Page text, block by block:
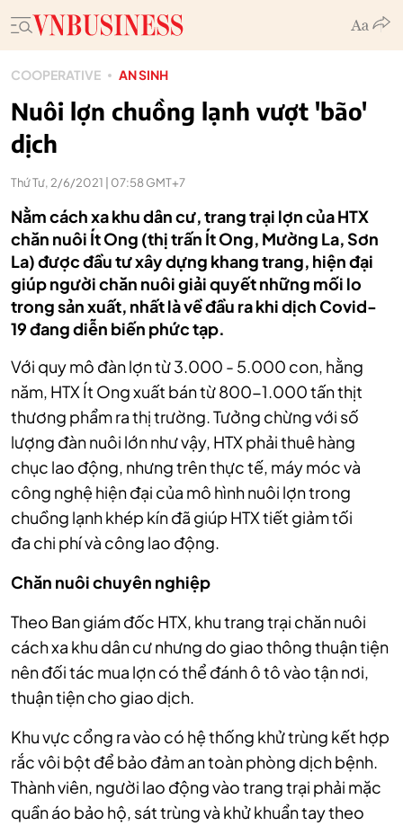
COOPERATIVE AN SINH
Nuôi lợn chuồng lạnh vượt 'bão'
dịch
Thứ Tư, 2/6/2021 | 07:58 GMT+7
Nằm cách xa khu dân cư, trang trại lợn của HTX
chăn nuôi Ít Ong (thị trấn Ít Ong, Mường La, Sơn
La) được đầu tư xây dựng khang trang, hiện đại
giúp người chăn nuôi giải quyết những mối lo
trong sản xuất, nhất là về đầu ra khi dịch Covid-
19 đang diễn biến phức tạp.
Với quy mô đàn lợn từ 3.000 - 5.000 con, hằng
năm, HTX Ít Ong xuất bán từ 800-1.000 tấn thịt
thương phẩm ra thị trường. Tưởng chừng với số
lượng đàn nuôi lớn như vậy, HTX phải thuê hàng
chục lao động, nhưng trên thực tế, máy móc và
công nghệ hiện đại của mô hình nuôi lợn trong
chuồng lạnh khép kín đã giúp HTX tiết giảm tối
đa chi phí và công lao động.
Chăn nuôi chuyên nghiệp
Theo Ban giám đốc HTX, khu trang trại chăn nuôi
cách xa khu dân cư nhưng do giao thông thuận tiện
nên đối tác mua lợn có thể đánh ô tô vào tận nơi,
thuận tiện cho giao dịch.
Khu vực cổng ra vào có hệ thống khử trùng kết hợp
rắc vôi bột để bảo đảm an toàn phòng dịch bệnh.
Thành viên, người lao động vào trang trại phải mặc
quần áo bảo hộ, sát trùng và khử khuẩn tay theo